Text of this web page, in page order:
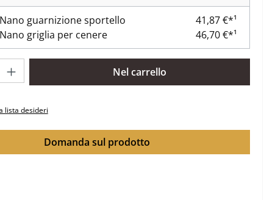
guarnizione sportello
41,87 €*¹
griglia per cenere
46,70 €*¹
inserisci la quantità desiderata o usa i pulsanti per
Nel carrello
lista desideri
Domanda sul prodotto